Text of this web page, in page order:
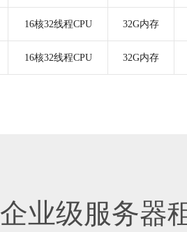
16核32线程CPU 32G内存
16核32线程CPU 32G内存
企业级服务器